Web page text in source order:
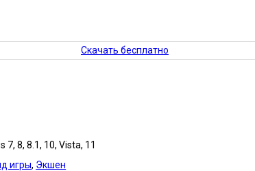
Скачать бесплатно
7, 8, 8.1, 10, Vista, 11
игры, Экшен